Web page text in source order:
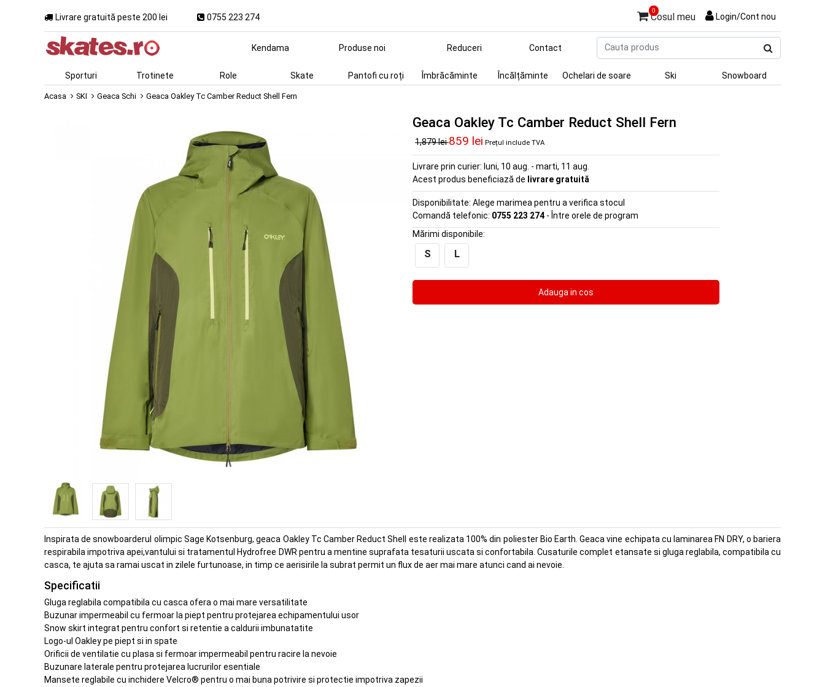
Livrare gratuită peste 200 lei 0755 223 274
0
Cosul meu Login/Cont nou
produs
Kendama Produse noi Reduceri Contact
Sporturi Trotinete Role Skate Pantofi cu roți Îmbrăcăminte Încălțăminte Ochelari de soare Ski Snowboard
Acasa SKI Geaca Schi Geaca Oakley Tc Camber Reduct Shell Fern
Geaca Oakley Tc Camber Reduct Shell Fern
1,879 lei859 lei Prețul include TVA
Livrare prin curier: luni, 10 aug. - marti, 11 aug.
Acest produs beneficiază de livrare gratuită
Disponibilitate: Alege marimea pentru a verifica stocul
Comandă telefonic: 0755 223 274 - Între orele de program
Mărimi disponibile:
S L
Inspirata de snowboarderul olimpic Sage Kotsenburg, geaca Oakley Tc Camber Reduct Shell este realizata 100% din poliester Bio Earth. Geaca vine echipata cu laminarea FN DRY, o bariera
respirabila impotriva apei,vantului si tratamentul Hydrofree DWR pentru a mentine suprafata tesaturii uscata si confortabila. Cusaturile complet etansate si gluga reglabila, compatibila cu
casca, te ajuta sa ramai uscat in zilele furtunoase, in timp ce aerisirile la subrat permit un flux de aer mai mare atunci cand ai nevoie.
Specificatii
Gluga reglabila compatibila cu casca ofera o mai mare versatilitate
Buzunar impermeabil cu fermoar la piept pentru protejarea echipamentului usor
Snow skirt integrat pentru confort si retentie a caldurii imbunatatite
Logo-ul Oakley pe piept si in spate
Orificii de ventilatie cu plasa si fermoar impermeabil pentru racire la nevoie
Buzunare laterale pentru protejarea lucrurilor esentiale
Mansete reglabile cu inchidere Velcro® pentru o mai buna potrivire si protectie impotriva zapezii